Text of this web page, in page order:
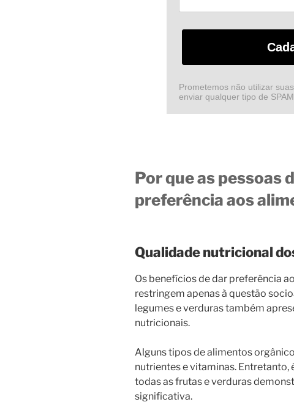
Prometemos não utilizar
enviar qualquer tipo de SPAM.
Por que as pessoas
preferência aos
Qualidade nutricional
Os benefícios de dar preferência
restringem apenas à questão
legumes e verduras também
nutricionais.
Alguns tipos de alimentos
nutrientes e vitaminas.
todas as frutas e verduras
significativa.